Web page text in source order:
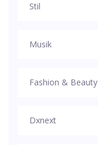
Stil
Musik
Fashion & Beauty
Dxnext